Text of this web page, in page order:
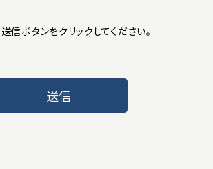
送信ボタンをクリックしてください。